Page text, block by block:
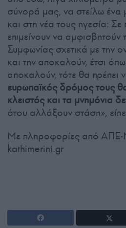
σύνορά μας, να στείλω ένα
και στη νέα τους ηγεσία:
επιμείνουν να αμφισβητούν
Συμφωνίας σχετικά με την
και την αποκαλούν, έτσι
αποκαλούν, τότε θα πρέπει
ευρωπαϊκός δρόμος τους
κλειστός και τα μνημόνια
ότου αλλάξουν στάση»,
Με πληροφορίες από
kathimerini.gr